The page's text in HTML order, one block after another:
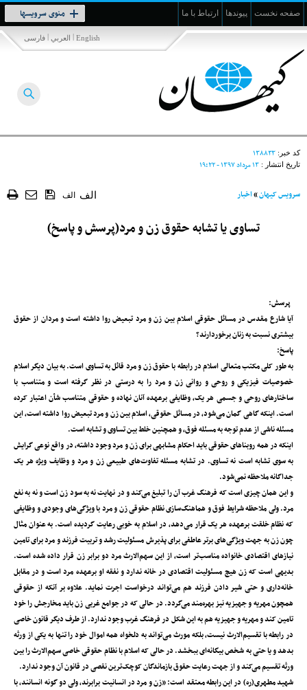
صفحه نخست پیوندها ارتباط با ما منوی سرویسها
Toggle
navigation
فارسی | العربي | English
کد خبر: ۱۳۸۸۳۳
تاریخ انتشار : ۱۳ مرداد ۱۳۹۷ - ۱۹:۲۲
سرویس کیهان»اخبار الف الف
تساوی یا تشابه حقوق زن و مرد(پرسش و پاسخ)
پرسش:
آیا شارع مقدس در مسائل حقوقی اسلام بین زن و مرد تبعیض روا داشته است و مردان از حقوق
بیشتری نسبت به زنان برخوردارند؟
پاسخ:
به طور کلی مکتب متعالی اسلام در رابطه با حقوق زن و مرد قائل به تساوی است. به بیان دیگر اسلام
خصوصیات فیزیکی و روحی و روانی زن و مرد را به درستی در نظر گرفته است و متناسب با
ساختارهای روحی و جسمی هر یک، وظایفی برعهده آنان نهاده و حقوقی متناسب شأن اعتبار کرده
است. اینکه گاهی گمان می‌شود، در مسائل حقوقی، اسلام بین زن و مرد تبعیض روا داشته است، این
مسئله ناشی از عدم توجه به مسئله فوق، و همچنین خلط بین تساوی و تشابه است.
اینکه در همه روبناهای حقوقی باید احکام مشابهی برای زن و مرد وجود داشته، در واقع نوعی گرایش
به سوی تشابه است نه تساوی. در تشابه مسئله تفاوت‌های طبیعی زن و مرد و وظایف ویژه هر یک
جداگانه ملاحظه نمی‌شود.
و این همان چیزی است که فرهنگ غرب آن را تبلیغ می‌کند و در نهایت نه به سود زن است و نه به نفع
مرد. ولی ملاحظه شرایط فوق و هماهنگ‌سازی نظام حقوقی زن و مرد با ویژگی‌های وجودی و وظایفی
که نظام خلقت برعهده هر یک قرار می‌دهد، در اسلام به خوبی رعایت گردیده است. به عنوان مثال
چون زن به جهت ویژگی‌های برتر عاطفی برای پذیرش مسئولیت رشد و تربیت فرزند و مرد برای تامین
نیازهای اقتصادی خانواده مناسب‌تر است، از این سهم‌الارث مرد دو برابر زن قرار داده شده است.
بدیهی است که زن هیچ مسئولیت اقتصادی در خانه ندارد و نفقه او برعهده مرد است و در مقابل
خانه‌داری و حتی شیر دادن فرزند هم می‌تواند درخواست اجرت نماید. علاوه بر آنکه از حقوقی
همچون مهریه و جهیزیه نیز بهره‌مند می‌گردد. در حالی که در جوامع غربی زن باید مخارجش را خود
تامین کند و مهریه و جهیزیه هم به این شکل در فرهنگ غرب وجود ندارد. از طرف دیگر قانون خاصی
در رابطه با تقسیم‌الارث نیست، بلکه مورث می‌تواند به دلخواه همه اموال خود را تنها به یکی از ورثه
بدهد و یا حتی به شخص بیگانه‌ای ببخشد. در حالی که اسلام با نظام حقوقی خاصی سهم‌الارث را بین
ورثه تقسیم می‌کند و از جهت رعایت حقوق بازماندگان کوچک‌ترین نقصی در قانون آن وجود ندارد.
شهید مطهری(ره) در این رابطه معتقد است: «زن و مرد در انسانیت برابرند، ولی دو گونه انسانند، با